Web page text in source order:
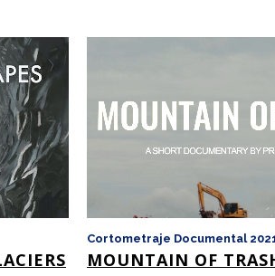
Cortometraje Documental
MOUNTAIN OF